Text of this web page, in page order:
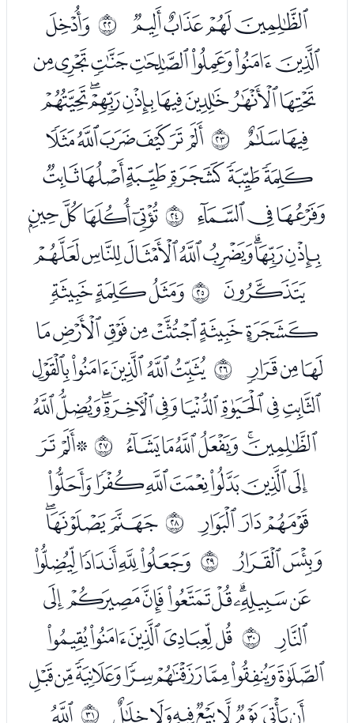
ﯙﯚﯛﯜ ﰕ ﯞ
ﯟﯠﯡﯢﯣﯤﯥ
ﯦﯧﯨﯩﯪﯫﯬﯭ
ﯮﯯ ﰖ ﯱﯲﯳﯴﯵﯶ
ﯷﯸﯹﯺﯻﯼ
ﯽﯾﯿ ﰗﭑﭒﭓﭔ
ﭕﭖﭗﭘﭙﭚﭛﭜ
ﭝ ﰘﭟﭠﭡ
ﭢﭣﭤﭥﭦﭧﭨ
ﭩﭪﭫ ﰙﭭﭮﭯﭰﭱ
ﭲﭳﭴﭵﭶﭷﭸﭹﭺ
ﭻﭼﭽﭾﭿﮀ ﰚﮂﮃﮄ
ﮅﮆﮇﮈﮉﮊﮋ
ﮌﮍﮎ ﰛﮐﮑﮒ
ﮓﮔ ﰜ ﮖﮗﮘﮙ
ﮚﮛﮜﮝﮞﮟﮠﮡ
ﮢ ﰝ ﮤﮥﮦﮧﮨ
ﮩﮪﮫﮬﮭﮮﮯﮰ
ﮱﯓﯔﯕﯖﯗﯘﯙ ﰞﯛ